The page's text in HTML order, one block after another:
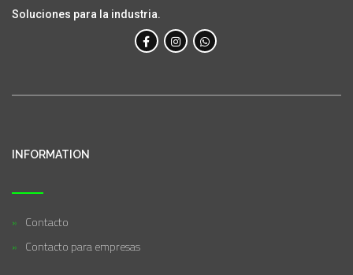
Soluciones para la industria.
INFORMATION
Contacto
Contacto para empresas